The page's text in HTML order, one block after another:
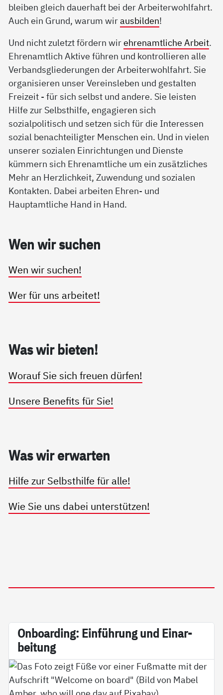
bleiben gleich dauerhaft bei der Arbeiterwohlfahrt.
Auch ein Grund, warum wirausbilden!
Und nicht zuletzt fördern wirehrenamtliche Arbeit.
Ehrenamtlich Aktive führen und kontrollieren alle
Verbandsgliederungen der Arbeiterwohlfahrt. Sie
organisieren unser Vereinsleben und gestalten
Freizeit - für sich selbst und andere. Sie leisten
Hilfe zur Selbsthilfe, engagieren sich
sozialpolitisch und setzen sich für die Interessen
sozial benachteiligter Menschen ein. Und in vielen
unserer sozialen Einrichtungen und Dienste
kümmern sich Ehrenamtliche um ein zusätzliches
Mehr an Herzlichkeit, Zuwendung und sozialen
Kontakten. Dabei arbeiten Ehren- und
Hauptamtliche Hand in Hand.
Wen wir su­chen
Wen wir suchen!
Wer für uns arbeitet!
Was wir bie­ten!
Worauf Sie sich freuen dürfen!
Unsere Benefits für Sie!
Was wir er­war­ten
Hilfe zur Selbsthilfe für alle!
Wie Sie uns dabei unterstützen!
On­boar­ding: Ein­füh­rung und Ein­ar­
bei­tung